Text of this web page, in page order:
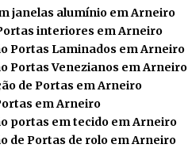
janelas alumínio em Arneiro
interiores em Arneiro
Portas Laminados em Arneiro
Portas Venezianos em Arneiro
de Portas em Arneiro
em Arneiro
portas em tecido em Arneiro
de Portas de rolo em Arneiro